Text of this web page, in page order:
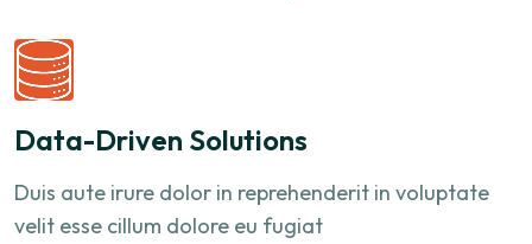
Data-Driven Solutions
Duis aute irure dolor in reprehenderit in voluptate
velit esse cillum dolore eu fugiat